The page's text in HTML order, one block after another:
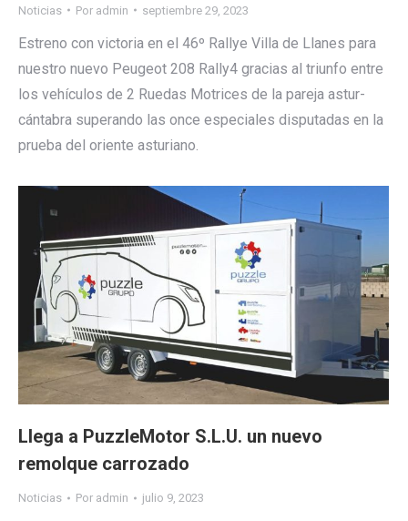
Noticias Por admin septiembre 29, 2023
Estreno con victoria en el 46º Rallye Villa de Llanes para
nuestro nuevo Peugeot 208 Rally4 gracias al triunfo entre
los vehículos de 2 Ruedas Motrices de la pareja astur-
cántabra superando las once especiales disputadas en la
prueba del oriente asturiano.
Llega a PuzzleMotor S.L.U. un nuevo
remolque carrozado
Noticias Por admin julio 9, 2023